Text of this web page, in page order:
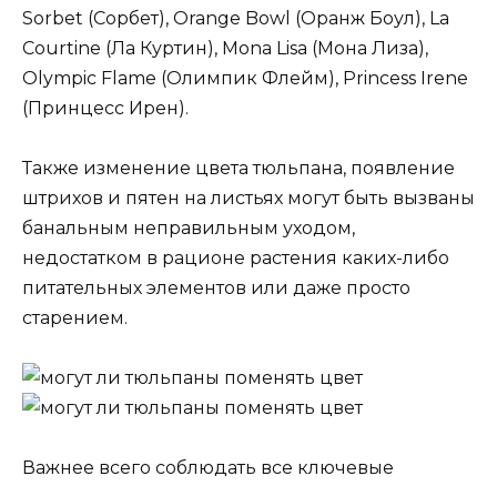
Sorbet (Сорбет), Orange Bowl (Оранж Боул), La
Courtine (Ла Куртин), Mona Lisa (Мона Лиза),
Olympic Flame (Олимпик Флейм), Princess Irene
(Принцесс Ирен).
Также изменение цвета тюльпана, появление
штрихов и пятен на листьях могут быть вызваны
банальным неправильным уходом,
недостатком в рационе растения каких-либо
питательных элементов или даже просто
старением.
Важнее всего соблюдать все ключевые